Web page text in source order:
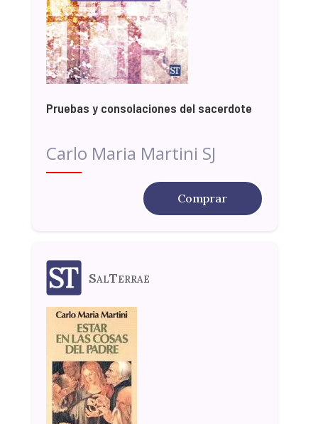
Pruebas y consolaciones del sacerdote
Carlo Maria Martini SJ
Comprar
SalTerrae